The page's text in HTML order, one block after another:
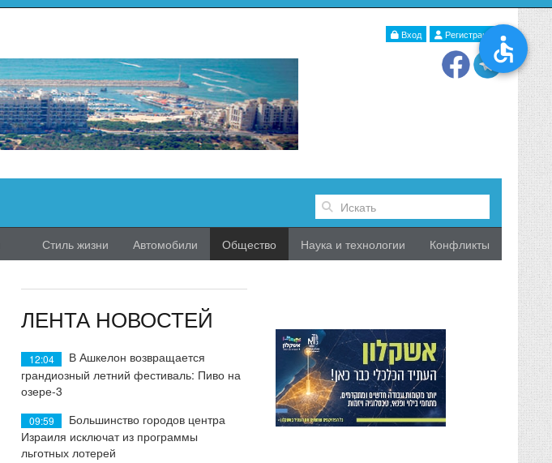
Вход Регистрация
Стиль жизни Автомобили Общество Наука и технологии Конфликты
ЛЕНТА НОВОСТЕЙ
12:04
В Ашкелон возвращается
грандиозный летний фестиваль: Пиво на
озере-3
09:59
Большинство городов центра
Израиля исключат из программы
льготных лотерей